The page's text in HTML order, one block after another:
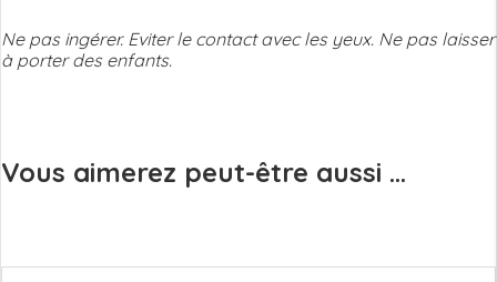
Ne pas ingérer. Eviter le contact avec les yeux. Ne pas laisser
à porter des enfants.
Vous aimerez peut-être aussi ...